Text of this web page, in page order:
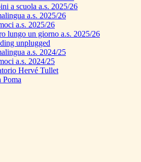
a scuola a.s. 2025/26
a.s. 2025/26
a.s. 2025/26
lungo un giorno a.s. 2025/26
unplugged
a.s. 2024/25
a.s. 2024/25
Hervé Tullet